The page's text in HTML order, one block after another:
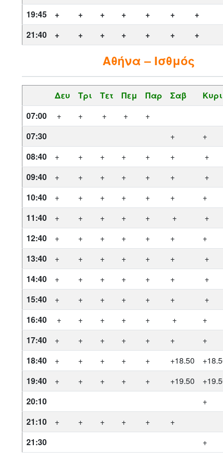
19:45 + + + + + +
+
21:40
+ + + + + + +
Αθήνα – Ισθμός
Δευ Τρι Τετ Πεμ Παρ Σαβ
07:00
+ + + +
+
07:30
+
+
08:40
+ + + + + +
+
09:40
+ + + + + +
+
10:40
+ + + + + +
+
11:40
+ + + + + +
+
12:40
+ + + + + +
+
13:40
+ + + + + +
+
14:40
+ + + + + +
+
15:40
+ + + + + +
+
16:40
+ + + + + +
+
17:40
+ + + + + +
+
18:40
+ + + + + +18.50
19:40
+ + + + + +19.50
20:10
+
21:10
+ + + + +
+
21:30
+